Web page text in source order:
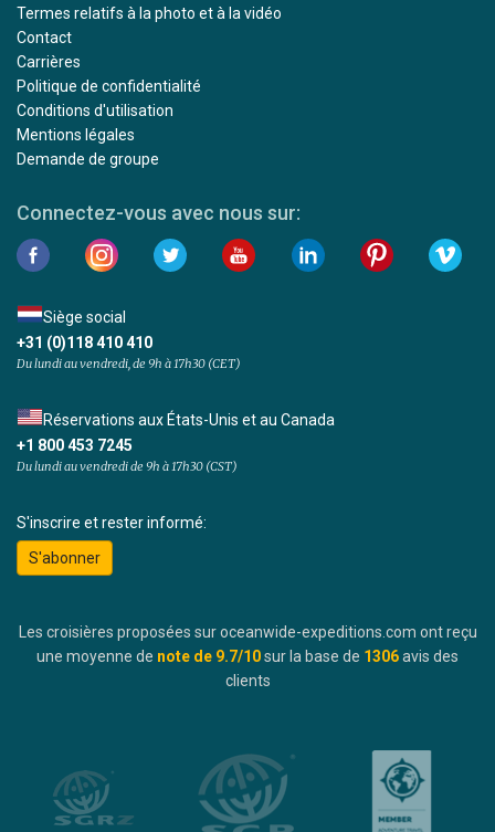
Termes relatifs à la photo et à la vidéo
Contact
Carrières
Politique de confidentialité
Conditions d'utilisation
Mentions légales
Demande de groupe
Connectez-vous avec nous sur:
Siège social
+31 (0)118 410 410
Du lundi au vendredi, de 9h à 17h30 (CET)
Réservations aux États-Unis et au Canada
+1 800 453 7245
Du lundi au vendredi de 9h à 17h30 (CST)
S'inscrire et rester informé:
S'abonner
Les croisières proposées sur oceanwide-expeditions.com ont reçu
une moyenne de note de 9.7/10sur la base de 1306avis des
clients